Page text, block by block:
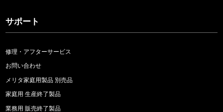
サポート
修理・アフターサービス
お問い合わせ
メリタ家庭用製品 別売品
家庭用 生産終了製品
業務用 販売終了製品